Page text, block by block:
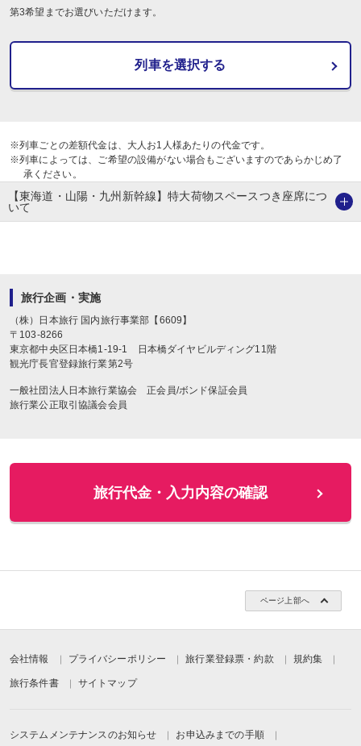
第3希望までお選びいただけます。
列車を選択する
※列車ごとの差額代金は、大人お1人様あたりの代金です。
※列車によっては、ご希望の設備がない場合もございますのであらかじめ了
承ください。
【東海道・山陽・九州新幹線】特大荷物スペースつき座席につ
いて
旅行企画・実施
（株）日本旅行 国内旅行事業部【6609】
〒 103-8266
東京都中央区日本橋1-19-1
日本橋ダイヤビルディング11階
観光庁長官登録旅行業第2号
一般社団法人日本旅行業協会 正会員/ボンド保証会員
旅行業公正取引協議会会員
ページ上部へ
会社情報 プライバシーポリシー 旅行業登録票・約款 規約集
旅行条件書 サイトマップ
システムメンテナンスのお知らせ お申込みまでの手順